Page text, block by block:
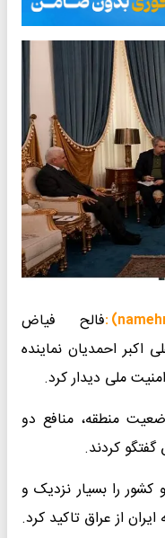
فالح فیاض
احمدیان نماینده
ملی دیدار کرد.
منطقه، منافع دو
کردند.
کشور را بسیار نزدیک و
از عراق تاکید کرد.